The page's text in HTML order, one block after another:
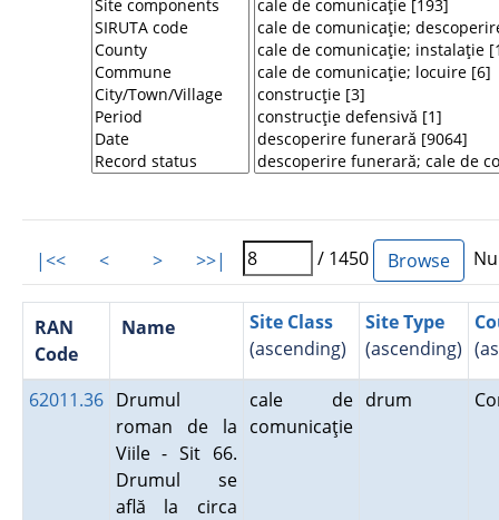
|<< < > >>| / 1450
RAN
Code
Name
Site Class
(ascending)
Site Type
(ascending)
62011.36 Drumul
roman de la
Viile - Sit 66.
Drumul se
află la circa
cale de
comunicaţie
drum